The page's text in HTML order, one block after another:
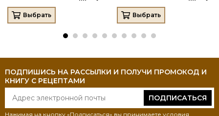
Выбрать Выбрать
ПОДПИШИСЬ НА РАССЫЛКИ И ПОЛУЧИ ПРОМОКОД И
КНИГУ С РЕЦЕПТАМИ
ПОДПИСАТЬСЯ
Нажимая на кнопку «Подписаться» вы принимаете условия